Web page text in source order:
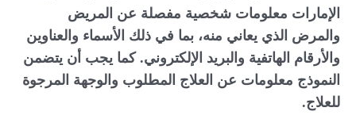
الإمارات معلومات شخصية مفصلة عن المريض
والمرض الذي يعاني منه، بما في ذلك الأسماء والعناوين
والأرقام الهاتفية والبريد الإلكتروني. كما يجب أن يتضمن
النموذج معلومات عن العلاج المطلوب والوجهة المرجوة
للعلاج.